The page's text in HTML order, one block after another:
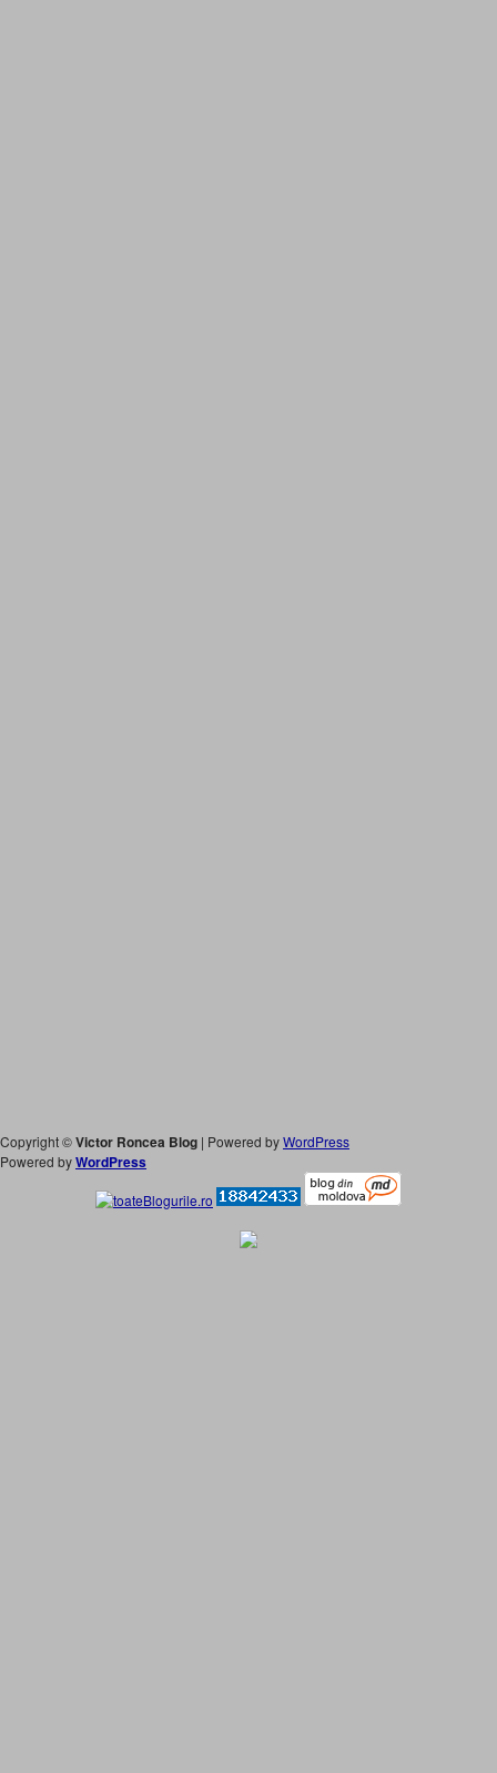
Copyright ©Victor Roncea Blog | Powered byWordPress
Powered byWordPress